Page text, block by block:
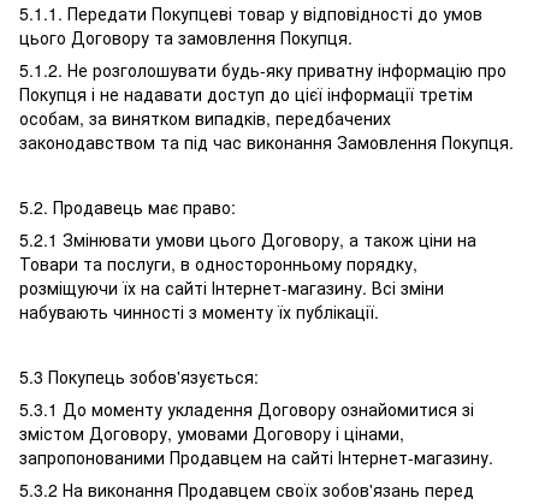
5.1.1. Передати Покупцеві товар у відповідності до умов
цього Договору та замовлення Покупця.
5.1.2. Не розголошувати будь-яку приватну інформацію про
Покупця і не надавати доступ до цієї інформації третім
особам, за винятком випадків, передбачених
законодавством та під час виконання Замовлення Покупця.
5.2. Продавець має право:
5.2.1 Змінювати умови цього Договору, а також ціни на
Товари та послуги, в односторонньому порядку,
розміщуючи їх на сайті Інтернет-магазину. Всі зміни
набувають чинності з моменту їх публікації.
5.3 Покупець зобов'язується:
5.3.1 До моменту укладення Договору ознайомитися зі
змістом Договору, умовами Договору і цінами,
запропонованими Продавцем на сайті Інтернет-магазину.
5.3.2 На виконання Продавцем своїх зобов'язань перед